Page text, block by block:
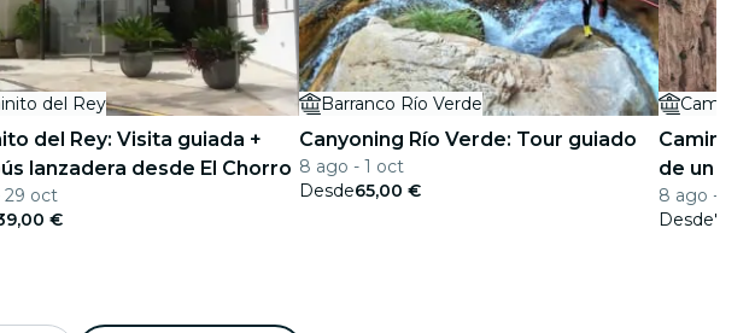
del Rey
del Rey: Visita guiada +
lanzadera desde El Chorro
29 oct
€
Barranco Río Verde
Canyoning Río Verde: Tour guiado
8 ago - 1 oct
Desde65,00 €
Caminito
de un
8 ago - 29
Desde